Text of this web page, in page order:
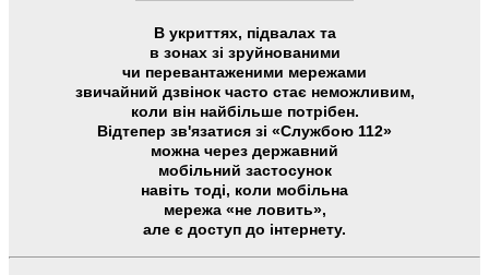
В укриттях, підвалах та
в зонах зі зруйнованими
чи перевантаженими мережами
звичайний дзвінок часто стає неможливим,
коли він найбільше потрібен.
Відтепер зв'язатися зі «Службою 112»
можна через державний
мобільний застосунок
навіть тоді, коли мобільна
мережа «не ловить»,
але є доступ до інтернету.